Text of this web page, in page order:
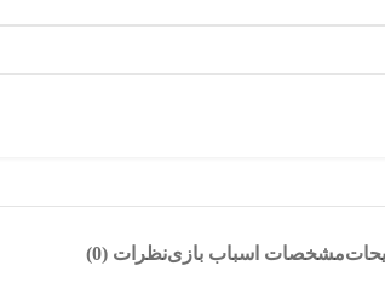
مشخصات اسباب بازینظرات (0)